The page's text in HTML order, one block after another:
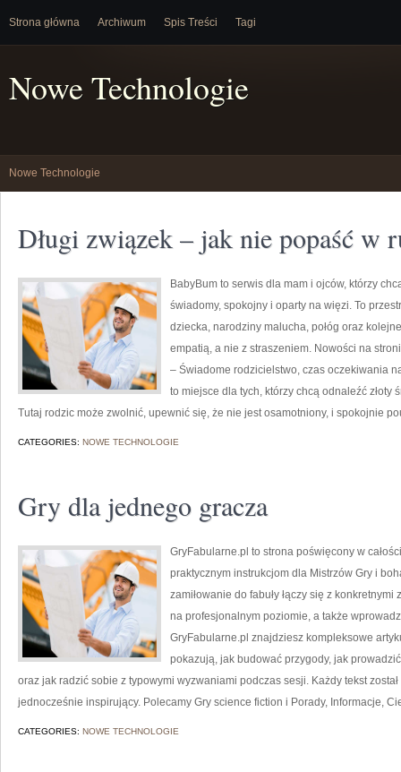
Strona główna Archiwum Spis Treści Tagi
Nowe Technologie
Nowe Technologie
Długi związek – jak nie popaść w
BabyBum to serwis dla mam i ojców, którzy
świadomy, spokojny i oparty na więzi. To
dziecka, narodziny malucha, połóg oraz
empatią, a nie z straszeniem. Nowości na
– Świadome rodzicielstwo, czas oczekiwania
to miejsce dla tych, którzy chcą odnaleźć złoty
Tutaj rodzic może zwolnić, upewnić się, że nie jest osamotniony, i spokojnie
CATEGORIES: NOWE TECHNOLOGIE
Gry dla jednego gracza
GryFabularne.pl to strona poświęcony w
praktycznym instrukcjom dla Mistrzów Gry i
zamiłowanie do fabuły łączy się z
na profesjonalnym poziomie, a także
GryFabularne.pl znajdziesz kompleksowe
pokazują, jak budować przygody, jak
oraz jak radzić sobie z typowymi wyzwaniami podczas sesji. Każdy tekst
jednocześnie inspirujący. Polecamy Gry science fiction i Porady, Informacje,
CATEGORIES: NOWE TECHNOLOGIE